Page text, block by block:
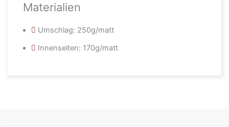
Materialien
Umschlag: 250g/matt
Innenseiten: 170g/matt